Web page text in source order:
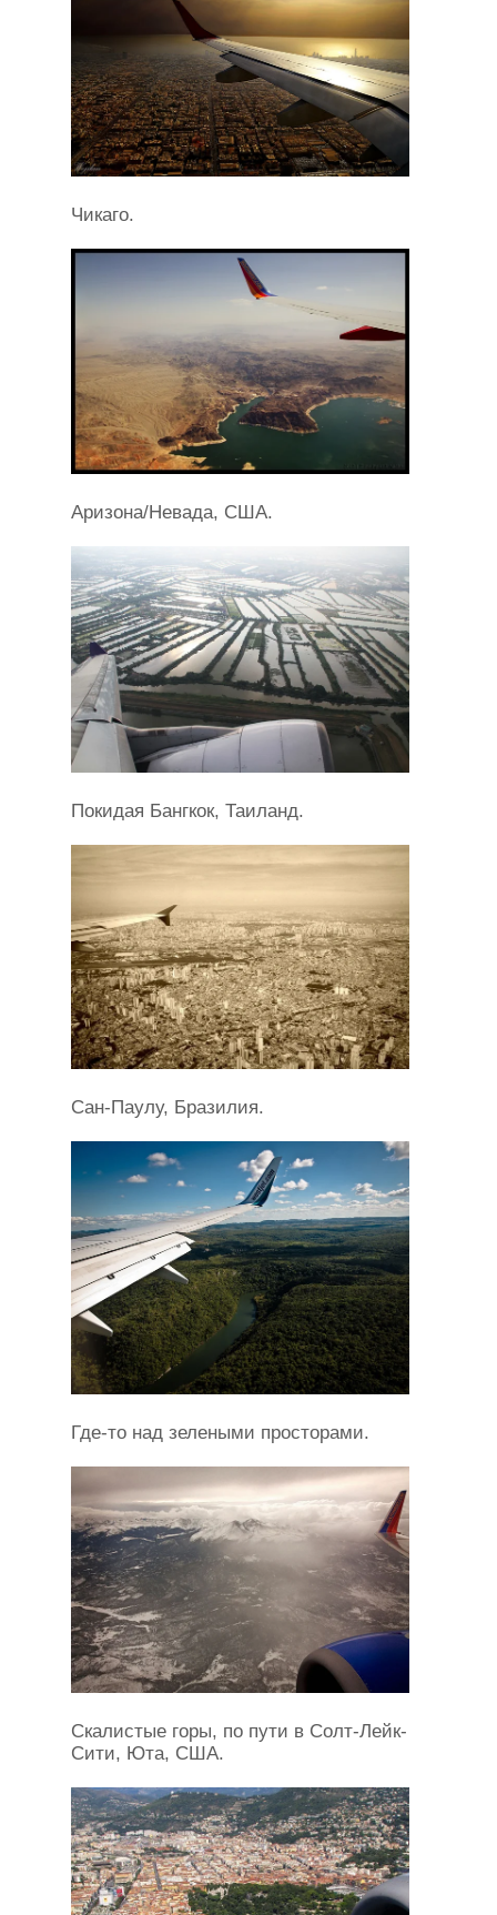
Чикаго.
Аризона/Невада, США.
Покидая Бангкок, Таиланд.
Сан-Паулу, Бразилия.
Где-то над зелеными просторами.
Скалистые горы, по пути в Солт-Лейк-
Сити, Юта, США.